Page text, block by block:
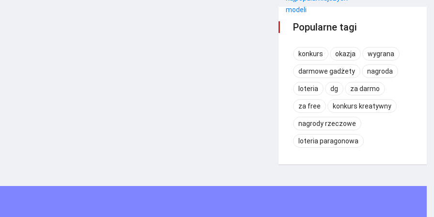
Popularne tagi
konkurs okazja wygrana
darmowe gadżety nagroda
loteria dg za darmo
za free konkurs kreatywny
nagrody rzeczowe
loteria paragonowa